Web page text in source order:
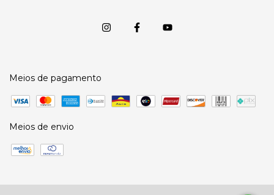
Meios de pagamento
Meios de envio